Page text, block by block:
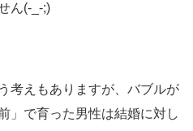
ん(-_-;)
考えもありますが、バブルが
」で育った男性は結婚に対し